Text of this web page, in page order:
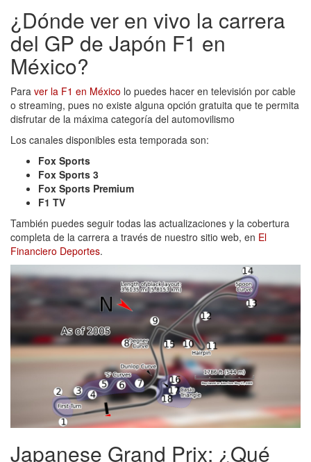
¿Dónde ver en vivo la carrera
del GP de Japón F1 en
México?
Para ver la F1 en México lo puedes hacer en televisión por cable
o streaming, pues no existe alguna opción gratuita que te permita
disfrutar de la máxima categoría del automovilismo
Los canales disponibles esta temporada son:
Fox Sports
Fox Sports 3
Fox Sports Premium
F1 TV
También puedes seguir todas las actualizaciones y la cobertura
completa de la carrera a través de nuestro sitio web, en El
Financiero Deportes.
Japanese Grand Prix: ¿Qué